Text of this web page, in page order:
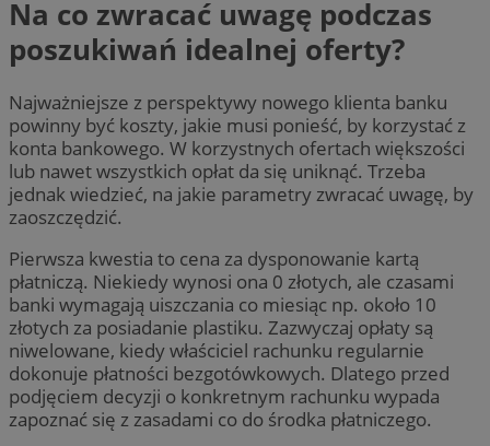
Na co zwracać uwagę podczas
poszukiwań idealnej oferty?
Najważniejsze z perspektywy nowego klienta banku
powinny być koszty, jakie musi ponieść, by korzystać z
konta bankowego. W korzystnych ofertach większości
lub nawet wszystkich opłat da się uniknąć. Trzeba
jednak wiedzieć, na jakie parametry zwracać uwagę, by
zaoszczędzić.
Pierwsza kwestia to cena za dysponowanie kartą
płatniczą. Niekiedy wynosi ona 0 złotych, ale czasami
banki wymagają uiszczania co miesiąc np. około 10
złotych za posiadanie plastiku. Zazwyczaj opłaty są
niwelowane, kiedy właściciel rachunku regularnie
dokonuje płatności bezgotówkowych. Dlatego przed
podjęciem decyzji o konkretnym rachunku wypada
zapoznać się z zasadami co do środka płatniczego.